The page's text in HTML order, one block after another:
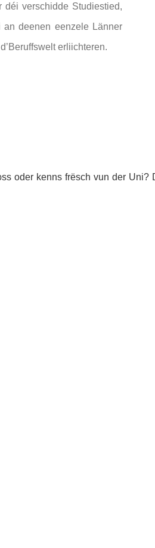
verschidde Studiestied,
deenen eenzele Länner
erliichteren.
oder kenns frësch vun der Uni?